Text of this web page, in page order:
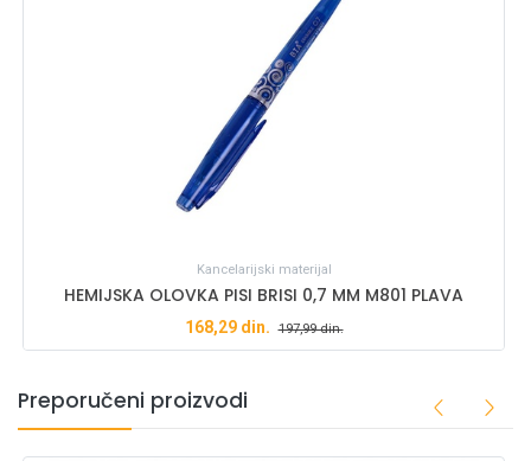
Kancelarijski materijal
HEMIJSKA OLOVKA PISI BRISI 0,7 MM M801 PLAVA
168,29din. 197,99din.
Preporučeni proizvodi